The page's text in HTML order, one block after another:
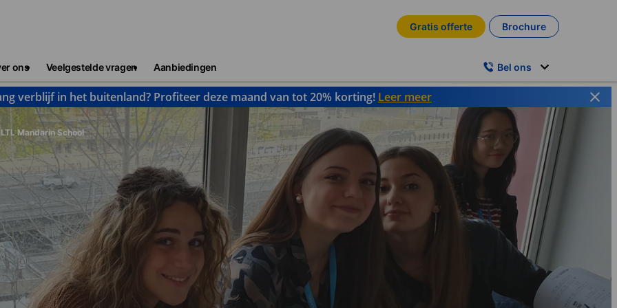
Gratis offerte Brochure
ons Veelgestelde vragen Aanbiedingen Bel ons
verblijf in het buitenland? Profiteer deze maand van tot 20% korting! Leer meer
LTL Mandarin School